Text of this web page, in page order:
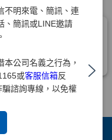
不明來電、簡訊、連
、簡訊或LINE邀請
公司名義之行為，
或客服信箱反
諮詢專線，以免權